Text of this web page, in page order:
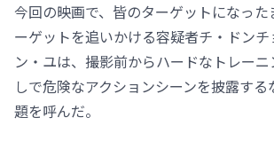
今回の映画で、皆のターゲットになった
ーゲットを追いかける容疑者チ・ドン
ン・ユは、撮影前からハードなトレー
しで危険なアクションシーンを披露す
題を呼んだ。